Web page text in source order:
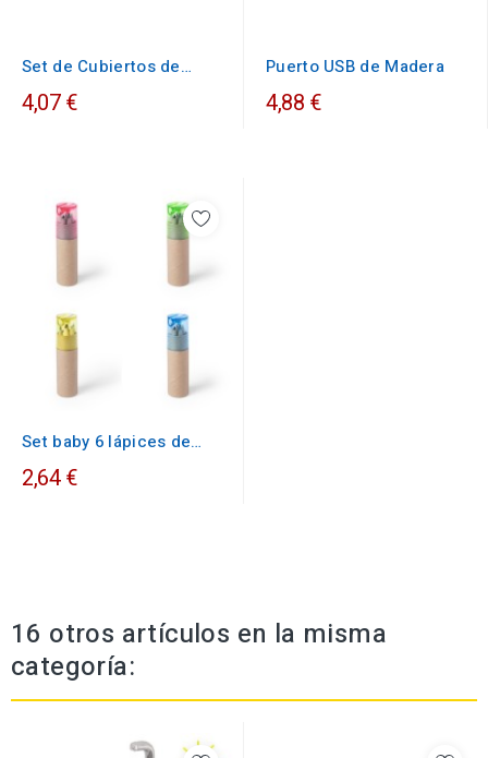
Set de Cubiertos de
madera
4,07 €
Puerto USB de Madera
4,88 €
Set baby 6 lápices de
color
2,64 €
16 otros artículos en la misma
categoría: